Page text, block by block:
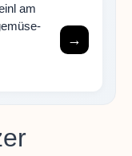
am
→